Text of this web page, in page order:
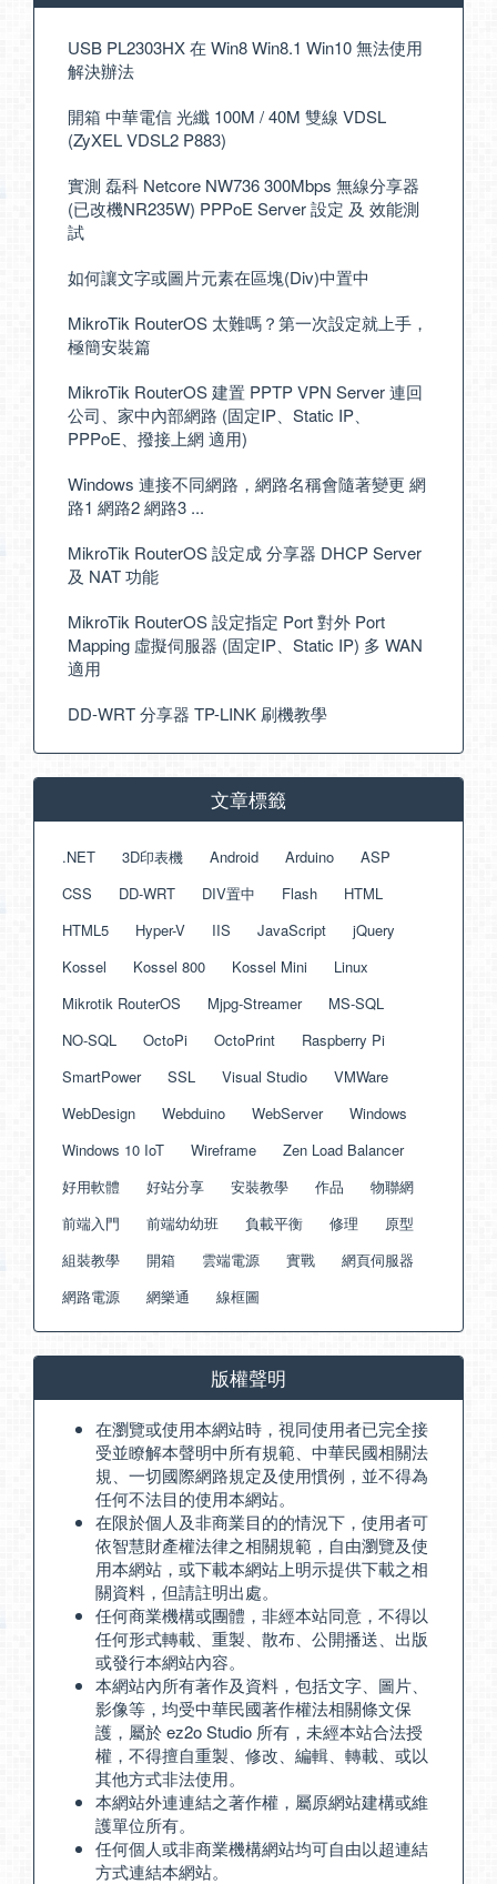
USB PL2303HX 在 Win8 Win8.1 Win10 無法使用
解決辦法
開箱 中華電信 光纖 100M / 40M 雙線 VDSL
(ZyXEL VDSL2 P883)
實測 磊科 Netcore NW736 300Mbps 無線分享器
(已改機NR235W) PPPoE Server 設定 及 效能測
試
如何讓文字或圖片元素在區塊(Div)中置中
MikroTik RouterOS 太難嗎？第一次設定就上手，
極簡安裝篇
MikroTik RouterOS 建置 PPTP VPN Server 連回
公司、家中內部網路 (固定IP、Static IP、
PPPoE、撥接上網 適用)
Windows 連接不同網路，網路名稱會隨著變更 網
路1 網路2 網路3 ...
MikroTik RouterOS 設定成 分享器 DHCP Server
及 NAT 功能
MikroTik RouterOS 設定指定 Port 對外 Port
Mapping 虛擬伺服器 (固定IP、Static IP) 多 WAN
適用
DD-WRT 分享器 TP-LINK 刷機教學
文章標籤
.NET 3D印表機 Android Arduino
ASP
CSS
DD-WRT DIV置中 Flash
HTML
HTML5
Hyper-V IIS JavaScript
jQuery
Kossel
Kossel 800 Kossel Mini
Linux
Mikrotik RouterOS
Mjpg-Streamer
MS-SQL
NO-SQL
OctoPi OctoPrint
Raspberry Pi
SmartPower
SSL Visual Studio
VMWare
WebDesign
Webduino WebServer
Windows
Windows 10 IoT
Wireframe
Zen Load Balancer
好用軟體
好站分享 安裝教學 作品
物聯網
前端入門
前端幼幼班 負載平衡 修理
原型
組裝教學
開箱 雲端電源 實戰
網頁伺服器
網路電源
網樂通 線框圖
版權聲明
在瀏覽或使用本網站時，視同使用者已完全接
受並瞭解本聲明中所有規範、中華民國相關法
規、一切國際網路規定及使用慣例，並不得為
任何不法目的使用本網站。
在限於個人及非商業目的的情況下，使用者可
依智慧財產權法律之相關規範，自由瀏覽及使
用本網站，或下載本網站上明示提供下載之相
關資料，但請註明出處。
任何商業機構或團體，非經本站同意，不得以
任何形式轉載、重製、散布、公開播送、出版
或發行本網站內容。
本網站內所有著作及資料，包括文字、圖片、
影像等，均受中華民國著作權法相關條文保
護，屬於 ez2o Studio 所有，未經本站合法授
權，不得擅自重製、修改、編輯、轉載、或以
其他方式非法使用。
本網站外連連結之著作權，屬原網站建構或維
護單位所有。
任何個人或非商業機構網站均可自由以超連結
方式連結本網站。